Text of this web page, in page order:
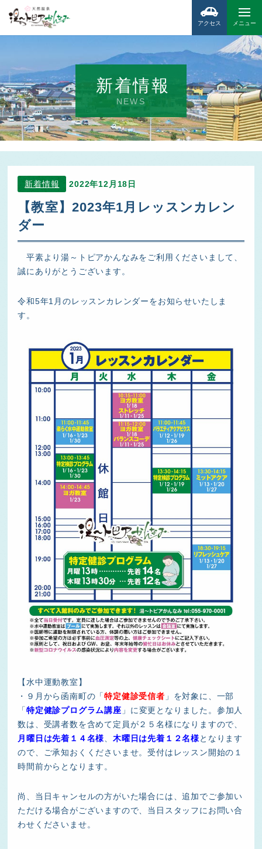
メニュー
アクセス
新着情報
NEWS
新着情報 2022年12月18日
【教室】2023年1月レッスンカレン
ダー
平素より湯～トピアかんなみをご利用くださいまして、
誠にありがとうございます。
令和5年1月のレッスンカレンダーをお知らせいたしま
す。
【水中運動教室】
・９月から函南町の「特定健診受信者 」を対象に、一部
「特定健診プログラム講座 」に変更となりました。参加人
数は、受講者数を含めて定員が２５名様になりますので、
月曜日は先着１４名様 、木曜日は先着１２名様 となります
ので、ご承知おくくださいませ。受付はレッスン開始の１
時間前からとなります。
尚、当日キャンセルの方がいた場合には、追加でご参加い
ただける場合がございますので、当日スタッフにお問い合
わせくださいませ。